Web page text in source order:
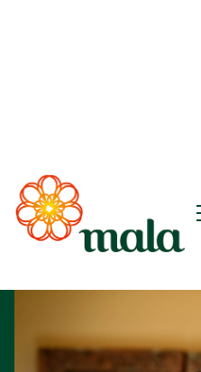
Events